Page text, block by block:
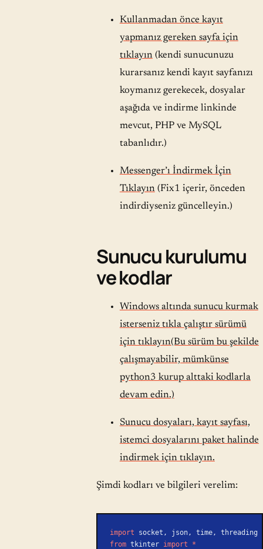
Kullanmadan önce kayıt
yapmanız gereken sayfa için
tıklayın(kendi sunucunuzu
kurarsanız kendi kayıt sayfanızı
koymanız gerekecek, dosyalar
aşağıda ve indirme linkinde
mevcut, PHP ve MySQL
tabanlıdır.)
Messenger’ı İndirmek İçin
Tıklayın(Fix1 içerir, önceden
indirdiyseniz güncelleyin.)
Sunucu kurulumu
ve kodlar
Windows altında sunucu kurmak
isterseniz tıkla çalıştır sürümü
için tıklayın(Bu sürüm bu şekilde
çalışmayabilir, mümkünse
python3 kurup alttaki kodlarla
devam edin.)
Sunucu dosyaları, kayıt sayfası,
istemci dosyalarını paket halinde
indirmek için tıklayın.
Şimdi kodları ve bilgileri verelim:
import socket, json, time, threading
from tkinter import *